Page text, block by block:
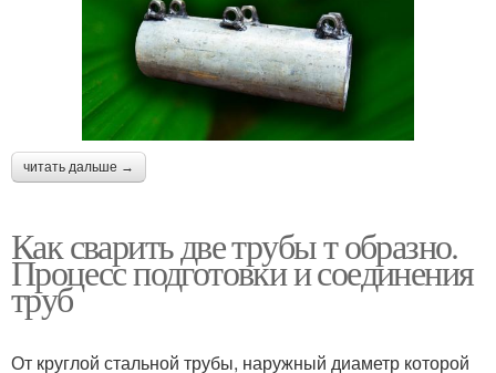
читать дальше →
Как сварить две трубы т образно.
Процесс подготовки и соединения
труб
От круглой стальной трубы, наружный диаметр которой